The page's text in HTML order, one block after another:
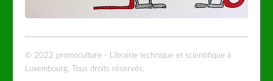
© 2022 promoculture - Librairie technique et scientifique à
Luxembourg. Tous droits réservés.